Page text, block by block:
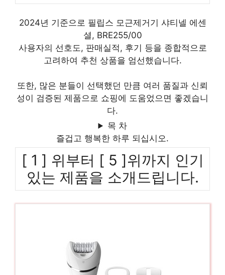
2024년 기준으로 필립스 모근제거기 샤티넬 에센
셜, BRE255/00
사용자의 선호도, 판매실적, 후기 등을 종합적으로
고려하여 추천 상품을 엄선했습니다.
또한, 많은 분들이 선택했던 만큼 여러 품질과 신뢰
성이 검증된 제품으로 쇼핑에 도움었으면 좋겠습니
다.
목 차
즐겁고 행복한 하루 되십시오.
[ 1 ] 위부터 [ 5 ]위까지 인기
있는 제품을 소개드립니다.